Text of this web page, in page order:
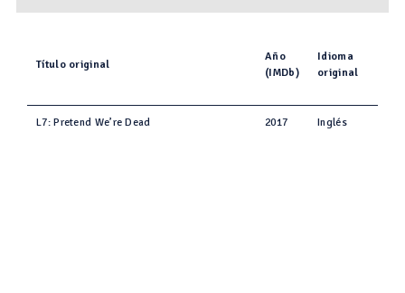
Título original
Año
(IMDb)
Idioma
original
L7: Pretend We’re Dead 2017 Inglés